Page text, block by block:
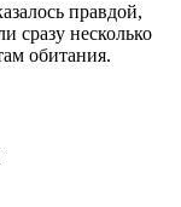
правдой,
сразу несколько
обитания.